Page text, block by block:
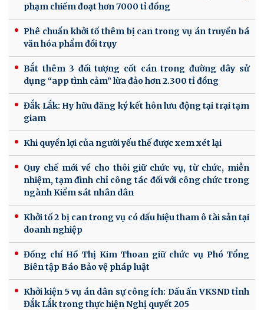
phạm chiếm đoạt hơn 7000 tỉ đồng
Phê chuẩn khởi tố thêm bị can trong vụ án truyền bá
văn hóa phẩm đồi trụy
Bắt thêm 3 đối tượng cốt cán trong đường dây sử
dụng “app tình cảm” lừa đảo hơn 2.300 tỉ đồng
Đắk Lắk: Hy hữu đăng ký kết hôn lưu động tại trại tạm
giam
Khi quyền lợi của người yếu thế được xem xét lại
Quy chế mới về cho thôi giữ chức vụ, từ chức, miễn
nhiệm, tạm đình chỉ công tác đối với công chức trong
ngành Kiểm sát nhân dân
Khởi tố 2 bị can trong vụ có dấu hiệu tham ô tài sản tại
doanh nghiệp
Đồng chí Hồ Thị Kim Thoan giữ chức vụ Phó Tổng
Biên tập Báo Bảo vệ pháp luật
Khởi kiện 5 vụ án dân sự công ích: Dấu ấn VKSND tỉnh
Đắk Lắk trong thực hiện Nghị quyết 205